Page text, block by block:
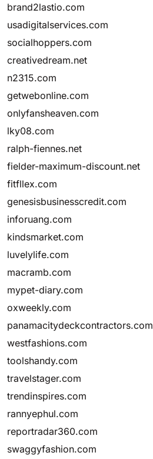
brand2lastio.com
usadigitalservices.com
socialhoppers.com
creativedream.net
n2315.com
getwebonline.com
onlyfansheaven.com
lky08.com
ralph-fiennes.net
fielder-maximum-discount.net
fitfllex.com
genesisbusinesscredit.com
inforuang.com
kindsmarket.com
luvelylife.com
macramb.com
mypet-diary.com
oxweekly.com
panamacitydeckcontractors.com
westfashions.com
toolshandy.com
travelstager.com
trendinspires.com
rannyephul.com
reportradar360.com
swaggyfashion.com